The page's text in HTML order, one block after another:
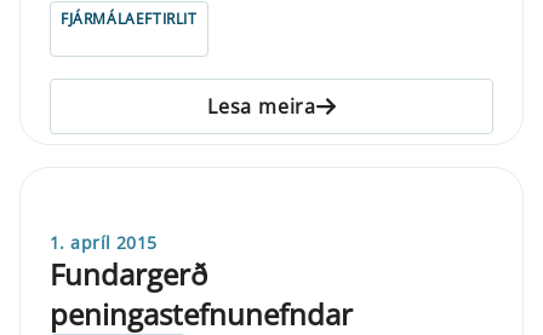
FJÁRMÁLAEFTIRLIT
Lesa meira
1. apríl 2015
Fundargerð
peningastefnunefndar